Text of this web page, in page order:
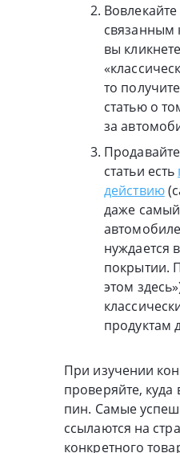
связанным
вы
то
статью о
за
статьи есть
действию
даже
нуждается
покрытии.
этом
продуктам
При изучении
проверяйте, куда
пин. Самые
ссылаются на
конкретного